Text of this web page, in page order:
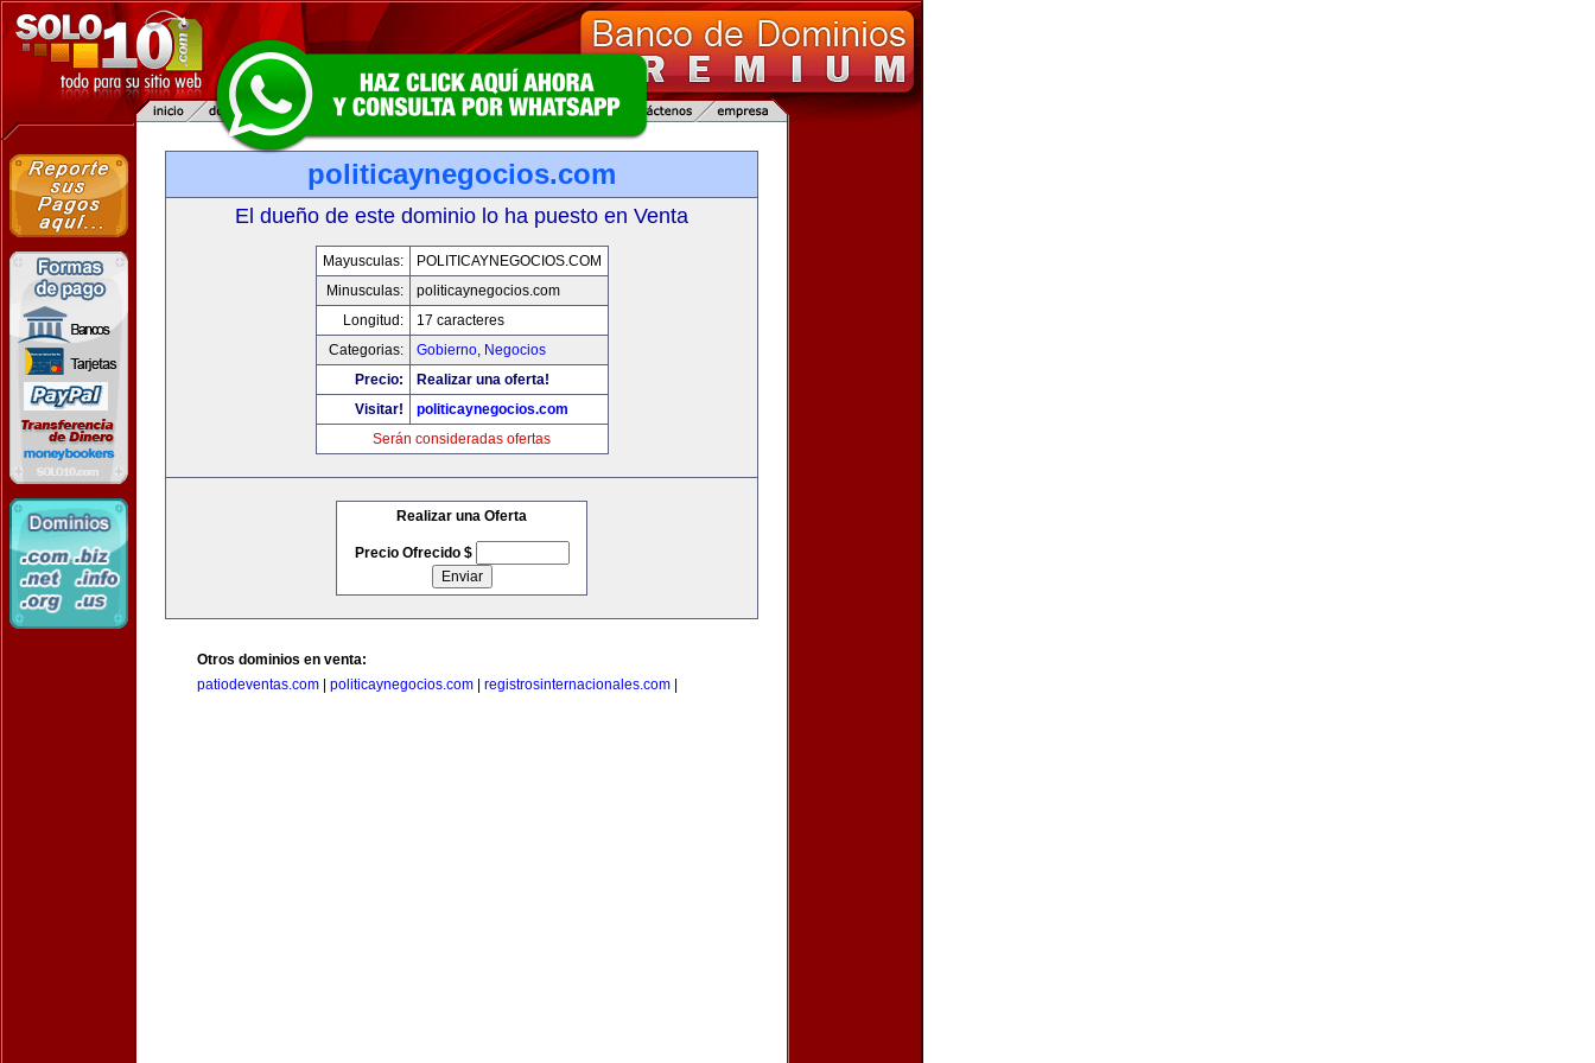
politicaynegocios.com
El dueño de este dominio lo ha puesto en Venta
Mayusculas:
POLITICAYNEGOCIOS.COM
Minusculas:
politicaynegocios.com
Longitud:
17 caracteres
Categorias:
Gobierno, Negocios
Precio:
Realizar una oferta!
Visitar!
politicaynegocios.com
Serán consideradas ofertas
Realizar una Oferta
Precio Ofrecido $
Otros dominios en venta:
patiodeventas.com
politicaynegocios.com registrosinternacionales.com